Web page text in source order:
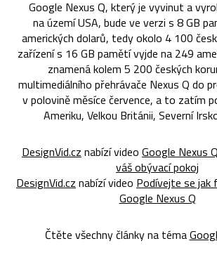
Google Nexus Q, který je vyvinut a
na území USA, bude ve verzi s 8 GB
amerických dolarů, tedy okolo 4 100
zařízení s 16 GB pamětí vyjde na 249
znamená kolem 5 200 českých
multimediálního přehrávače Nexus Q do
v polovině měsíce července, a to zatím
Ameriku, Velkou Británii, Severní
DesignVid.cz nabízí video Google Nexus
váš obývací pokoj
DesignVid.cz nabízí video Podívejte se jak
Google Nexus Q
Čtěte všechny články na téma